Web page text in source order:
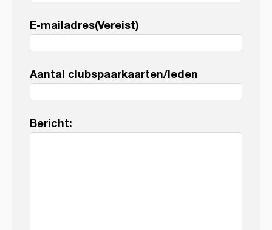
E-mailadres(Vereist)
Aantal clubspaarkaarten/leden
Bericht: